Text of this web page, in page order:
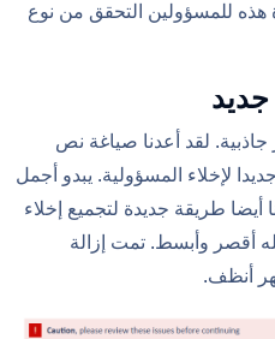
هذه للمسؤولين التحقق من نوع
جديد
جاذبية. لقد أعدنا صياغة نص
لإخلاء المسؤولية. يبدو أجمل
أيضا طريقة جديدة لتجميع إخلاء
أقصر وأبسط. تمت إزالة
أنظف.